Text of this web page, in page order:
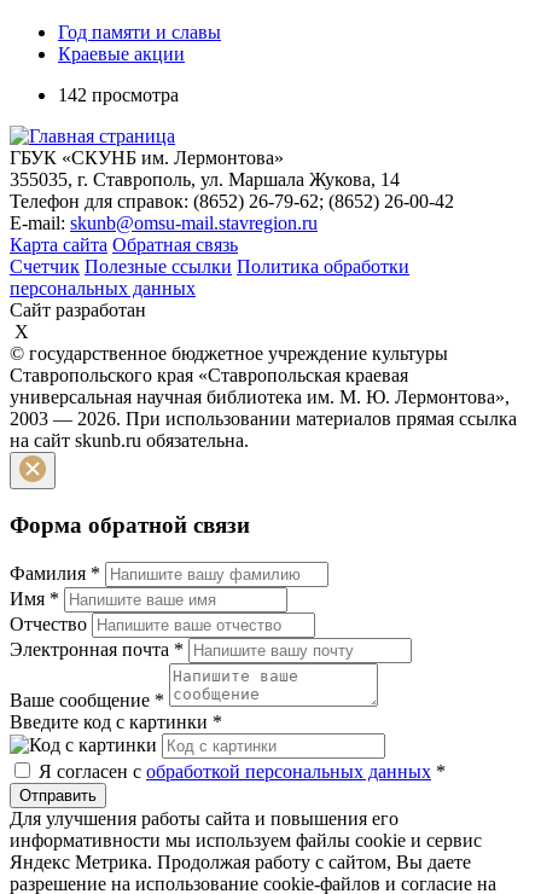
Год памяти и славы
Краевые акции
142 просмотра
ГБУК «СКУНБ им. Лермонтова»
355035, г. Ставрополь, ул. Маршала Жукова, 14
Телефон для справок: (8652) 26-79-62; (8652) 26-00-42
E-mail: skunb@omsu-mail.stavregion.ru
Карта сайта Обратная связь
Счетчик Полезные ссылки Политика обработки
персональных данных
Сайт разработан
X
© государственное бюджетное учреждение культуры
Ставропольского края «Ставропольская краевая
универсальная научная библиотека им. М. Ю. Лермонтова»,
2003 — 2026. При использовании материалов прямая ссылка
на сайт skunb.ru обязательна.
Форма обратной связи
Фамилия *
Имя *
Отчество
Электронная почта *
Ваше сообщение *
Введите код с картинки *
Я согласен с обработкой персональных данных *
Отправить
Для улучшения работы сайта и повышения его
информативности мы используем файлы cookie и сервис
Яндекс Метрика. Продолжая работу с сайтом, Вы даете
разрешение на использование cookie-файлов и согласие на